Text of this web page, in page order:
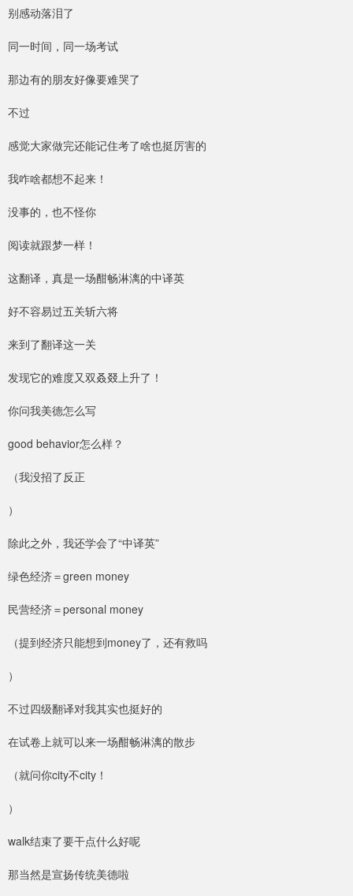
别感动落泪了
同一时间，同一场考试
那边有的朋友好像要难哭了
不过
感觉大家做完还能记住考了啥也挺厉害的
我咋啥都想不起来！
没事的，也不怪你
阅读就跟梦一样！
这翻译，真是一场酣畅淋漓的中译英
好不容易过五关斩六将
来到了翻译这一关
发现它的难度又双叒叕上升了！
你问我美德怎么写
good behavior怎么样？
（我没招了反正
）
除此之外，我还学会了“中译英”
绿色经济＝green money
民营经济＝personal money
（提到经济只能想到money了，还有救吗
）
不过四级翻译对我其实也挺好的
在试卷上就可以来一场酣畅淋漓的散步
（就问你city不city！
）
walk结束了要干点什么好呢
那当然是宣扬传统美德啦